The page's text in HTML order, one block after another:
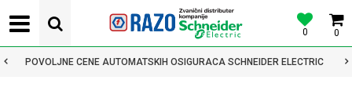
0
0
POVOLJNE CENE AUTOMATSKIH OSIGURACA SCHNEIDER ELECTRIC